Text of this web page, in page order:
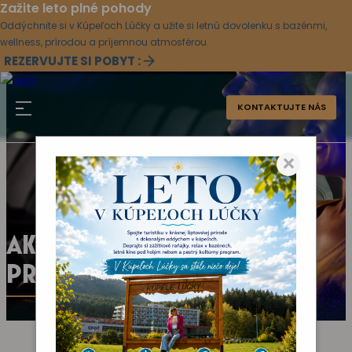
Zažite leto plné pohody
Oddýchnite si v Kúpeľoch Lúčky a užite si letnú dovolenku s bazénmi,
wellness, prírodou a príjemnou atmosférou.
REZERVUJTE SI POBYT :
×
KONTAKTUJTE NÁS
AKTUÁLNY KULTÚRNY
PROGRAM